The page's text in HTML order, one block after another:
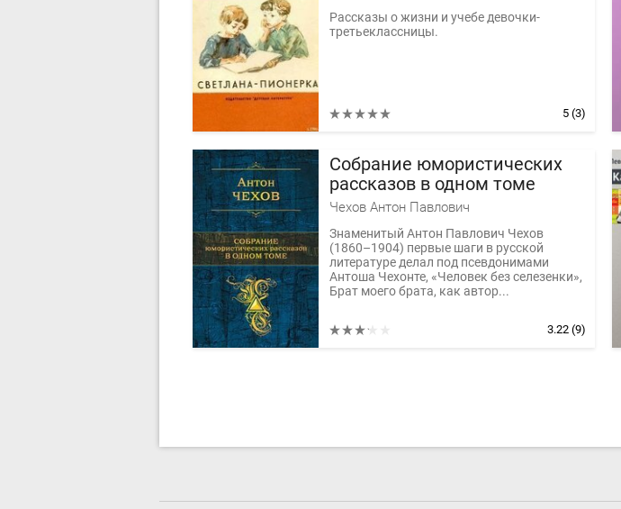
Рассказы о жизни и учебе девочки-
третьеклассницы.
5 (3)
Собрание юмористических
рассказов в одном томе
Чехов Антон Павлович
Знаменитый Антон Павлович Чехов
(1860–1904) первые шаги в русской
литературе делал под псевдонимами
Антоша Чехонте, «Человек без селезенки»,
Брат моего брата, как автор...
3.22 (9)